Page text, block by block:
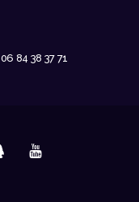
06 84 38 37 71